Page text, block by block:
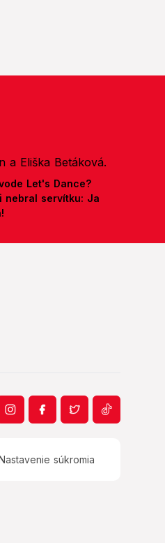
Let's Dance?
nebral servítku: Ja
súkromia